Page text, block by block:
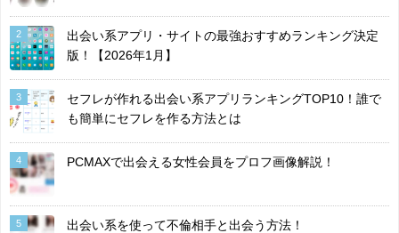
2
出会い系アプリ・サイトの最強おすすめランキング決定
版！【2026年1月】
3
セフレが作れる出会い系アプリランキングTOP10！誰で
も簡単にセフレを作る方法とは
4 PCMAXで出会える女性会員をプロフ画像解説！
5 出会い系を使って不倫相手と出会う方法！